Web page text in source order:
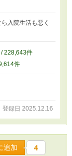
入院生活も悪く
/ 228,643件
件
登録日 2025.12.16
追加 4